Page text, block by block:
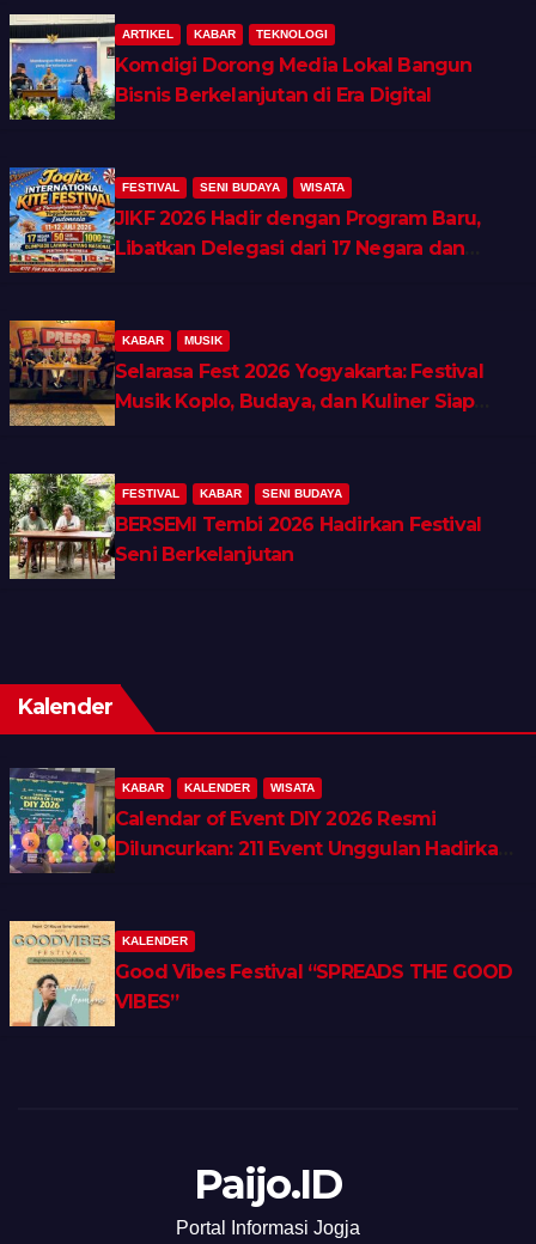
ARTIKEL KABAR TEKNOLOGI
Komdigi Dorong Media Lokal Bangun
Bisnis Berkelanjutan di Era Digital
FESTIVAL SENI BUDAYA WISATA
JIKF 2026 Hadir dengan Program Baru,
Libatkan Delegasi dari 17 Negara dan
KABAR MUSIK
Selarasa Fest 2026 Yogyakarta: Festival
Musik Koplo, Budaya, dan Kuliner Siap
FESTIVAL KABAR SENI BUDAYA
BERSEMI Tembi 2026 Hadirkan Festival
Seni Berkelanjutan
Kalender
KABAR KALENDER WISATA
Calendar of Event DIY 2026 Resmi
Diluncurkan: 211 Event Unggulan Hadirkan
KALENDER
Good Vibes Festival “SPREADS THE GOOD
VIBES”
Paijo.ID
Portal Informasi Jogja